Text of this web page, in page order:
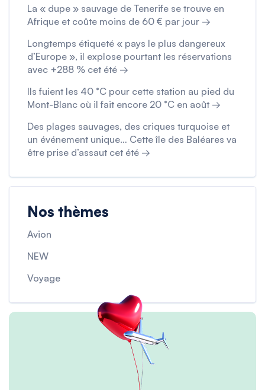
La « dupe » sauvage de Tenerife se trouve en
Afrique et coûte moins de 60 € par jour →
Longtemps étiqueté « pays le plus dangereux
d’Europe », il explose pourtant les réservations
avec +288 % cet été →
Ils fuient les 40 °C pour cette station au pied du
Mont-Blanc où il fait encore 20 °C en août →
Des plages sauvages, des criques turquoise et
un événement unique… Cette île des Baléares va
être prise d’assaut cet été →
Nos thèmes
Avion
NEW
Voyage